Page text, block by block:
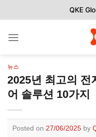
to
QKE
뉴스
2025년 최고의 전
어 솔루션 10가지
Posted on 27/06/2025 by